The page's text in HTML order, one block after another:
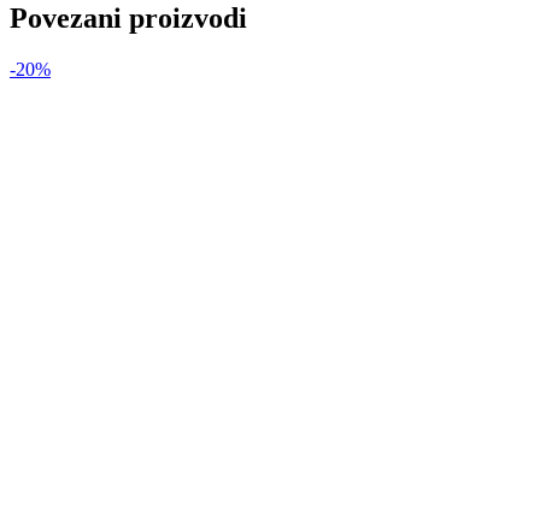
Povezani proizvodi
-20%